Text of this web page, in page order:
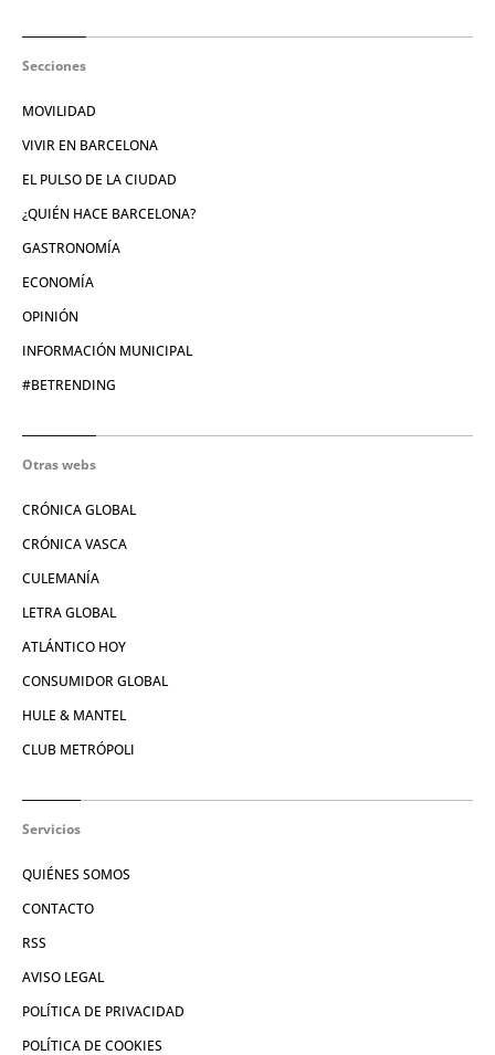
Secciones
MOVILIDAD
VIVIR EN BARCELONA
EL PULSO DE LA CIUDAD
¿QUIÉN HACE BARCELONA?
GASTRONOMÍA
ECONOMÍA
OPINIÓN
INFORMACIÓN MUNICIPAL
#BETRENDING
Otras webs
CRÓNICA GLOBAL
CRÓNICA VASCA
CULEMANÍA
LETRA GLOBAL
ATLÁNTICO HOY
CONSUMIDOR GLOBAL
HULE & MANTEL
CLUB METRÓPOLI
Servicios
QUIÉNES SOMOS
CONTACTO
RSS
AVISO LEGAL
POLÍTICA DE PRIVACIDAD
POLÍTICA DE COOKIES